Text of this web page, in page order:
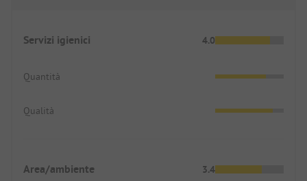
Servizi igienici 4.0
Quantità
Qualità
Area/ambiente 3.4